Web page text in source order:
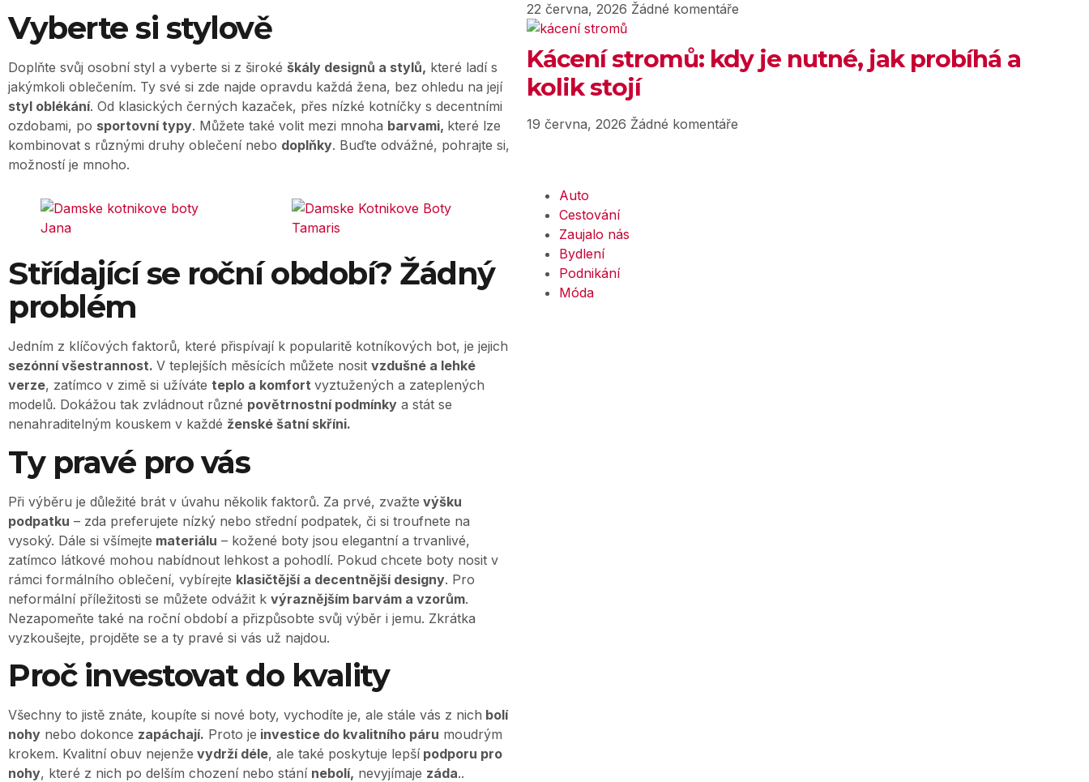
Vyberte si stylově
Doplňte svůj osobní styl a vyberte si z široké škály designů a stylů, které ladí s
jakýmkoli oblečením. Ty své si zde najde opravdu každá žena, bez ohledu na její
styl oblékání. Od klasických černých kazaček, přes nízké kotníčky s decentními
ozdobami, po sportovní typy. Můžete také volit mezi mnoha barvami, které lze
kombinovat s různými druhy oblečení nebo doplňky. Buďte odvážné, pohrajte si,
možností je mnoho.
Střídající se roční období? Žádný
problém
Jedním z klíčových faktorů, které přispívají k popularitě kotníkových bot, je jejich
sezónní všestrannost. V teplejších měsících můžete nosit vzdušné a lehké
verze, zatímco v zimě si užíváte teplo a komfort vyztužených a zateplených
modelů. Dokážou tak zvládnout různé povětrnostní podmínky a stát se
nenahraditelným kouskem v každé ženské šatní skříni.
Ty pravé pro vás
Při výběru je důležité brát v úvahu několik faktorů. Za prvé, zvažte výšku
podpatku – zda preferujete nízký nebo střední podpatek, či si troufnete na
vysoký. Dále si všímejte materiálu – kožené boty jsou elegantní a trvanlivé,
zatímco látkové mohou nabídnout lehkost a pohodlí. Pokud chcete boty nosit v
rámci formálního oblečení, vybírejte klasičtější a decentnější designy. Pro
neformální příležitosti se můžete odvážit k výraznějším barvám a vzorům.
Nezapomeňte také na roční období a přizpůsobte svůj výběr i jemu. Zkrátka
vyzkoušejte, projděte se a ty pravé si vás už najdou.
Proč investovat do kvality
Všechny to jistě znáte, koupíte si nové boty, vychodíte je, ale stále vás z nich bolí
nohy nebo dokonce zapáchají. Proto je investice do kvalitního páru moudrým
krokem. Kvalitní obuv nejenže vydrží déle, ale také poskytuje lepšípodporu pro
nohy, které z nich po delším chození nebo stání nebolí, nevyjímaje záda..
22 června, 2026 Žádné komentáře
Kácení stromů: kdy je nutné, jak probíhá a
kolik stojí
19 června, 2026 Žádné komentáře
Auto
Cestování
Zaujalo nás
Bydlení
Podnikání
Móda